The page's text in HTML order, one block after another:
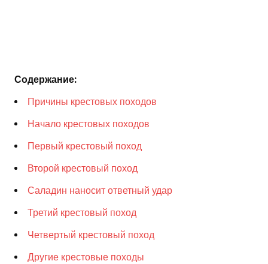
Содержание:
Причины крестовых походов
Начало крестовых походов
Первый крестовый поход
Второй крестовый поход
Саладин наносит ответный удар
Третий крестовый поход
Четвертый крестовый поход
Другие крестовые походы